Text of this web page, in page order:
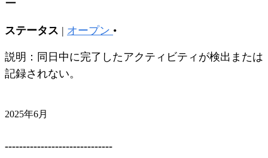
ー
ステータス | オープン •
説明：同日中に完了したアクティビティが検出または
記録されない。
2025年6月
------------------------------